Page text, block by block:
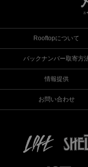
Rooftopについて
バックナンバー取寄方
情報提供
お問い合わせ